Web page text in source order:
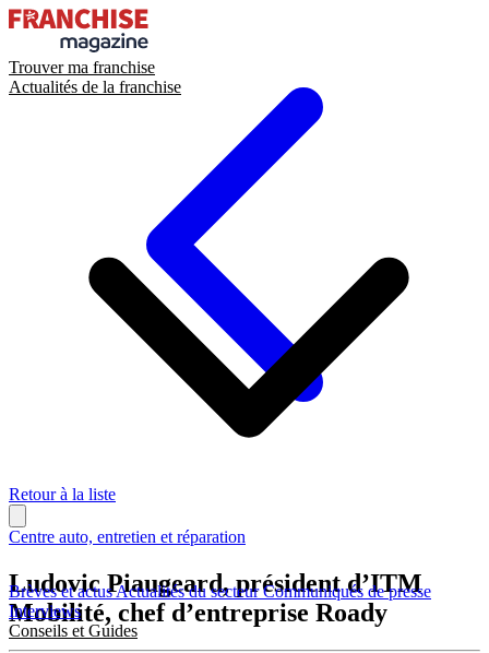
Trouver ma franchise
Actualités de la franchise
Brèves et actusActualités du secteurCommuniqués de presse
Interviews
Conseils et Guides
Retour à la liste
Centre auto, entretien et réparation
Ludovic Piaugeard, président d’ITM
Mobilité, chef d’entreprise Roady